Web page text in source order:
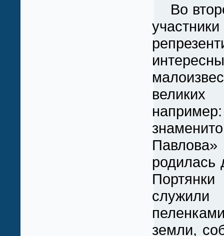
Во
участники
родилась
земли,